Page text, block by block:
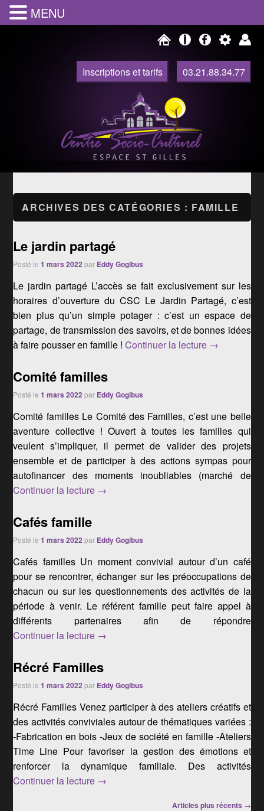
Inscriptions et tarifs 03.21.88.34.77
Centre Socio Culturel de Watten
ARCHIVES DES CATÉGORIES : FAMILLE
Le jardin partagé
Posté le1 mars 2022 par Eddy Gogibus
Le jardin partagé L’accès se fait exclusivement sur les
horaires d’ouverture du CSC Le Jardin Partagé, c’est
bien plus qu’un simple potager : c’est un espace de
partage, de transmission des savoirs, et de bonnes idées
à faire pousser en famille !Continuer la lecture Le jardin
→
Comité familles
Posté le1 mars 2022 par Eddy Gogibus
Comité familles Le Comité des Familles, c’est une belle
aventure collective ! Ouvert à toutes les familles qui
veulent s’impliquer, il permet de valider des projets
ensemble et de participer à des actions sympas pour
autofinancer des moments inoubliables (marché de
Continuer la lecture Comité familles
→
Cafés famille
Posté le1 mars 2022 par Eddy Gogibus
Cafés familles Un moment convivial autour d’un café
pour se rencontrer, échanger sur les préoccupations de
chacun ou sur les questionnements des activités de la
période à venir. Le référent famille peut faire appel à
différents partenaires afin de répondre
Continuer la lecture Cafés famille
→
Récré Familles
Posté le1 mars 2022 par Eddy Gogibus
Récré Familles Venez participer à des ateliers créatifs et
des activités conviviales autour de thématiques variées :
-Fabrication en bois -Jeux de société en famille -Ateliers
Time Line Pour favoriser la gestion des émotions et
renforcer la dynamique familiale. Des activités
Continuer la lecture Récré Familles
→
Articles plus récents →
MENU